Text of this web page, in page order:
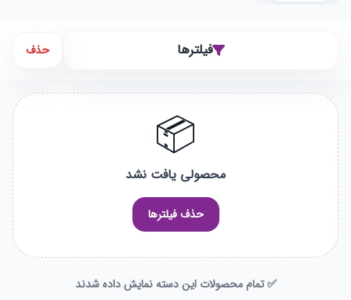
فیلترها حذف
📦
محصولی یافت نشد
حذف فیلترها
✅ تمام محصولات این دسته نمایش داده شدند